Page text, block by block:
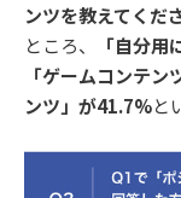
ンツを教えてくだ
ところ、
「自分
「ゲームコンテ
ンツ」が41.7%と